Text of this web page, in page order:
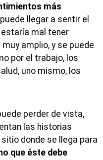
más
llegar a sentir el
estaría mal tener
amplio, y se puede
por el trabajo, los
uno mismo, los
perder de vista,
las historias
donde se llega para
que éste debe